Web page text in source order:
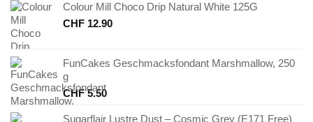
Colour Mill Choco Drip Natural White 125G
CHF 12.90
FunCakes Geschmacksfondant Marshmallow, 250
g
CHF5.50
Sugarflair Lustre Dust – Cosmic Grey (E171 Free)